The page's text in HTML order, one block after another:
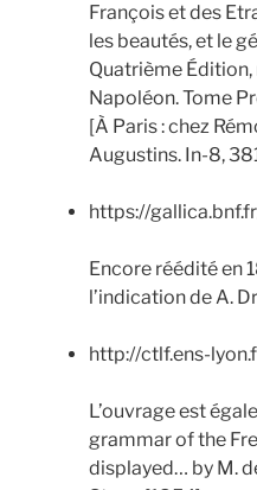
François et des
les beautés, et le
Quatrième
Napoléon. Tome
[À Paris : chez
Augustins. In-8,
https://
Encore réédité en
l’indication de A.
http://ctlf.ens-
L’ouvrage est
grammar of the
displayed… by M.